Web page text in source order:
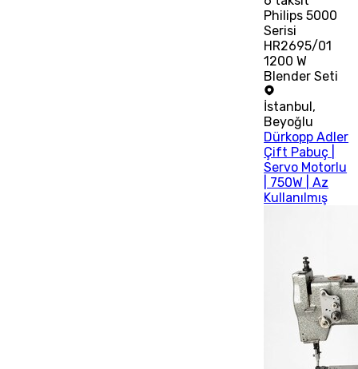
Philips 5000
Serisi
HR2695/01
1200 W
Blender Seti
İstanbul,
Beyoğlu
Dürkopp Adler
Çift Pabuç |
Servo Motorlu
| 750W | Az
Kullanılmış